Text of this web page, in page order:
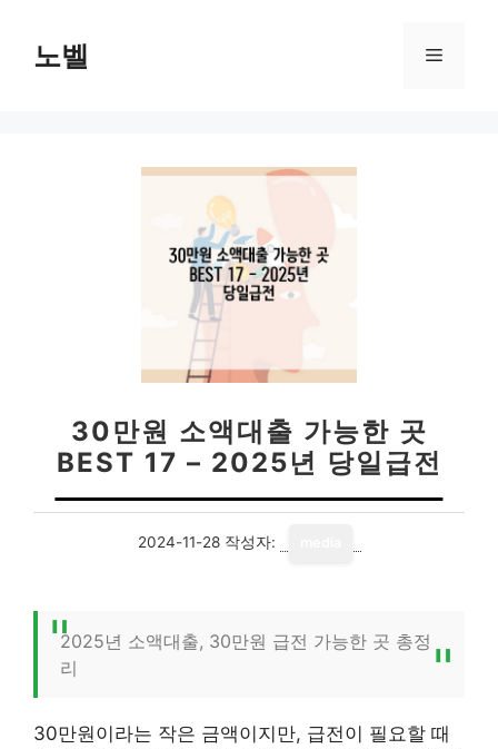
노벨 메
30만원 소액대출 가능한 곳
BEST 17 – 2025년 당일급전
2024-11-28 작성자:
2025년 소액대출, 30만원 급전 가능한 곳 총정
리
30만원이라는 작은 금액이지만, 급전이 필요할 때